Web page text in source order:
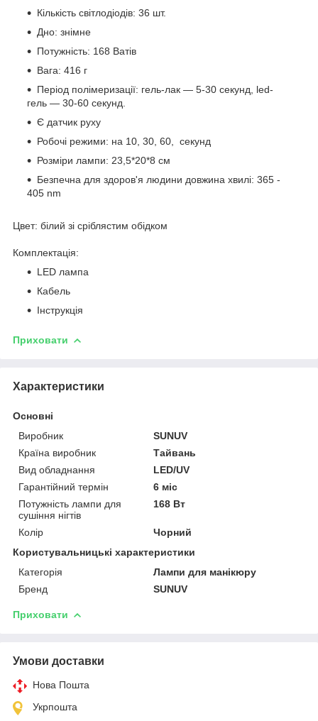
Кількість світлодіодів: 36 шт.
Дно: знімне
Потужність: 168 Ватів
Вага: 416 г
Період полімеризації: гель-лак — 5-30 секунд, led-
гель — 30-60 секунд.
Є датчик руху
Робочі режими: на 10, 30, 60, секунд
Розміри лампи: 23,5*20*8 см
Безпечна для здоров'я людини довжина хвилі: 365 -
405 nm
Цвет: білий зі сріблястим обідком
Комплектація:
LED лампа
Кабель
Інструкція
Приховати
Характеристики
Основні
Виробник
SUNUV
Країна виробник
Тайвань
Вид обладнання
LED/UV
Гарантійний термін
6 міс
Потужність лампи для
сушіння нігтів
168 Вт
Колір
Чорний
Користувальницькі характеристики
Категорія
Лампи для манікюру
Бренд
SUNUV
Приховати
Умови доставки
Нова Пошта
Укрпошта